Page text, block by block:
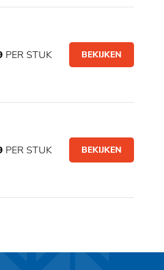
PER STUK BEKIJKEN
PER STUK BEKIJKEN